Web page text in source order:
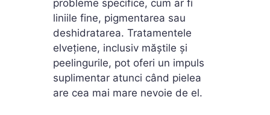
probleme specifice, cum ar fi
liniile fine, pigmentarea sau
deshidratarea. Tratamentele
elvețiene, inclusiv măștile și
peelingurile, pot oferi un impuls
suplimentar atunci când pielea
are cea mai mare nevoie de el.